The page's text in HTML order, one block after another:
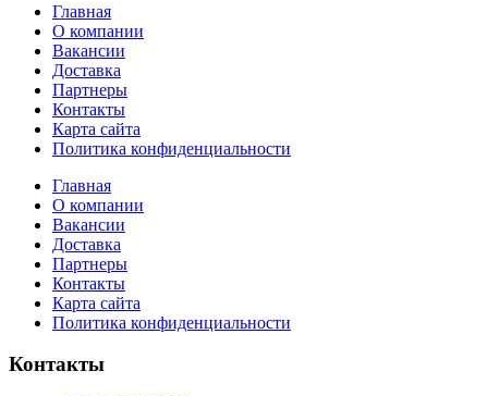
Главная
О компании
Вакансии
Доставка
Партнеры
Контакты
Карта сайта
Политика конфиденциальности
Главная
О компании
Вакансии
Доставка
Партнеры
Контакты
Карта сайта
Политика конфиденциальности
Контакты